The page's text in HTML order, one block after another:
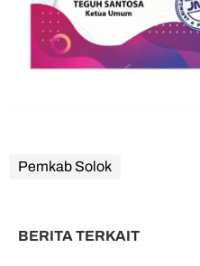
Pemkab Solok
BERITA TERKAIT